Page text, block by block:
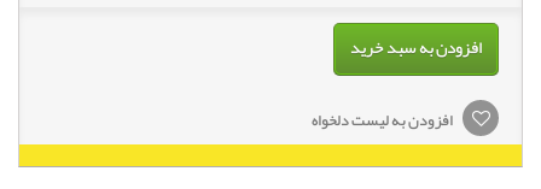
افزودن به سبد خرید
افزودن به لیست دلخواه